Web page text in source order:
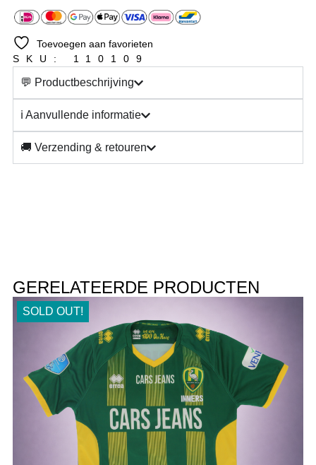
Toevoegen aan favorieten
SKU: 110109
💬 Productbeschrijving
ℹ️ Aanvullende informatie
🚚 Verzending & retouren
GERELATEERDE PRODUCTEN
SOLD OUT!